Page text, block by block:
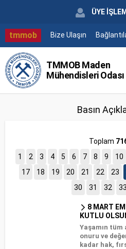
ÜYE
tmmob Bize Ulaşın
TMMOB Maden
Mühendisleri Odası
Basın
Toplam
1
2 3 4 5 6 7 8 9 10
17
18 19 20 21 22 23
30
31 32 33
8 MART
KUTLU
Yaşamın tüm
onuru ve
kadar hak,